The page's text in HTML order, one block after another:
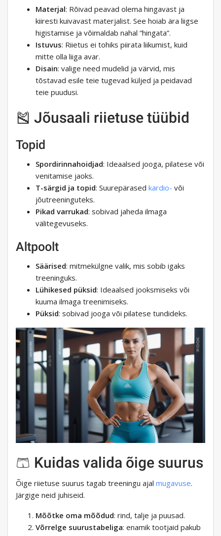
Materjal: Rõivad peavad olema hingavast ja
kiiresti kuivavast materjalist. See hoiab ära liigse
higistamise ja võimaldab nahal “hingata”.
Istuvus: Riietus ei tohiks piirata liikumist, kuid
mitte olla liiga avar.
Disain: valige need mudelid ja värvid, mis
tõstavad esile teie tugevad küljed ja peidavad
teie puudusi.
🎽 Jõusaali riietuse tüübid
Topid
Spordirinnahoidjad: Ideaalsed jooga, pilatese või
venitamise jaoks.
T-särgid ja topid: Suurepärased kardio- või
jõutreeninguteks.
Pikad varrukad: sobivad jaheda ilmaga
välitegevuseks.
Altpoolt
Säärised: mitmekülgne valik, mis sobib igaks
treeninguks.
Lühikesed püksid: Ideaalsed jooksmiseks või
kuuma ilmaga treenimiseks.
Püksid: sobivad jooga või pilatese tundideks.
🩳 Kuidas valida õige suurus
Õige riietuse suurus tagab treeningu ajal mugavuse.
Järgige neid juhiseid.
Mõõtke oma mõõdud: rind, talje ja puusad.
Võrrelge suurustabeliga: enamik tootjaid pakub